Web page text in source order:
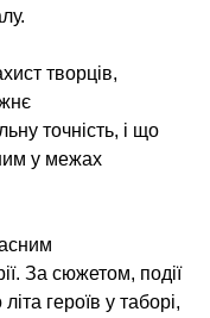
творців,
точність, і що
у межах
За сюжетом, події
героїв у таборі,